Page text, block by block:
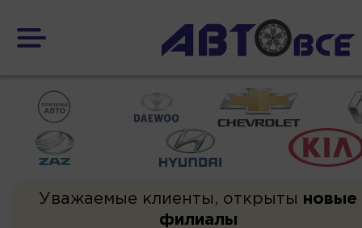
Уважаемые клиенты, открыты новые
филиалы